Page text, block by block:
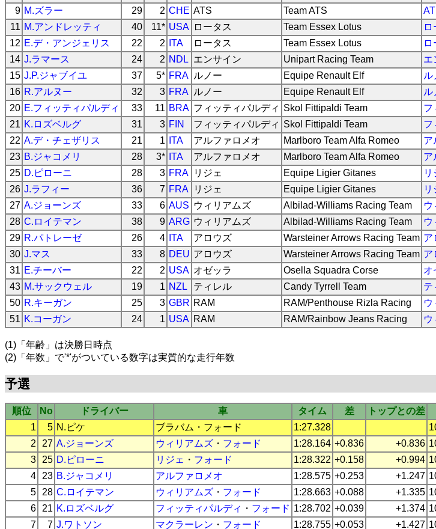
9 M.ズラー 29 2 CHE ATS Team ATS
11 M.アンドレッティ 40 11* USA ロータス Team Essex Lotus ロ
12 E.デ・アンジェリス 22 2 ITA ロータス Team Essex Lotus ロ
14 J.ラマース 24 2 NDL エンサイン Unipart Racing Team エ
15 J.P.ジャブイユ 37 5* FRA ルノー Equipe Renault Elf ル
16 R.アルヌー 32 3 FRA ルノー Equipe Renault Elf ル
20 E.フィッティパルディ 33 11 BRA フィッティパルディ Skol Fittipaldi Team フ
21 K.ロズベルグ 31 3 FIN フィッティパルディ Skol Fittipaldi Team フ
22 A.デ・チェザリス 21 1 ITA アルファロメオ Marlboro Team Alfa Romeo ア
23 B.ジャコメリ 28 3* ITA アルファロメオ Marlboro Team Alfa Romeo ア
25 D.ピローニ 28 3 FRA リジェ Equipe Ligier Gitanes リ
26 J.ラフィー 36 7 FRA リジェ Equipe Ligier Gitanes リ
27 A.ジョーンズ 33 6 AUS ウィリアムズ Albilad-Williams Racing Team ウ
28 C.ロイテマン 38 9 ARG ウィリアムズ Albilad-Williams Racing Team ウ
29 R.パトレーゼ 26 4 ITA アロウズ Warsteiner Arrows Racing Team ア
30 J.マス 33 8 DEU アロウズ Warsteiner Arrows Racing Team ア
31 E.チーバー 22 2 USA オゼッラ Osella Squadra Corse オ
43 M.サックウェル 19 1 NZL ティレル Candy Tyrrell Team テ
50 R.キーガン 25 3 GBR RAM RAM/Penthouse Rizla Racing ウ
51 K.コーガン 24 1 USA RAM RAM/Rainbow Jeans Racing ウ
(1)「年齢」は決勝日時点
(2)「年数」で'*'がついている数字は実質的な走行年数
予選
順位 No ドライバー 車 タイム 差 トップとの差
1
5 N.ピケ ブラバム ・ フォード 1:27.328
2
27 A.ジョーンズ ウィリアムズ ・ フォード 1:28.164 +0.836 +0.836
3
25 D.ピローニ リジェ ・ フォード 1:28.322 +0.158 +0.994
4
23 B.ジャコメリ アルファロメオ 1:28.575 +0.253 +1.247
5
28 C.ロイテマン ウィリアムズ ・ フォード 1:28.663 +0.088 +1.335
6
21 K.ロズベルグ フィッティパルディ ・ フォード 1:28.702 +0.039 +1.374
7
7 J.ワトソン マクラーレン ・ フォード 1:28.755 +0.053 +1.427